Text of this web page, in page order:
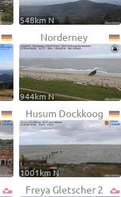
548km N
Norderney
944km N
Husum Dockkoog
1001km N
Freya Gletscher 2